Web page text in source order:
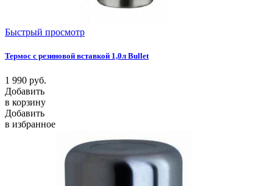
Быстрый просмотр
Термос с резиновой вставкой 1,0л Bullet
1 990 руб.
Добавить
в корзину
Добавить
в избранное